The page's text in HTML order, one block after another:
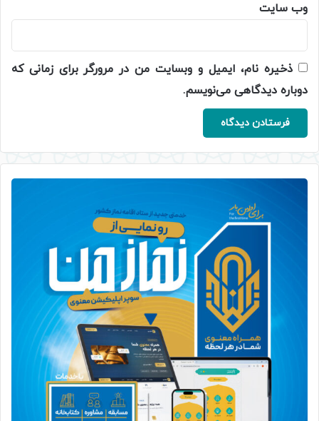
وب‌ سایت
ذخیره نام، ایمیل و وبسایت من در مرورگر برای زمانی که
دوباره دیدگاهی می‌نویسم.